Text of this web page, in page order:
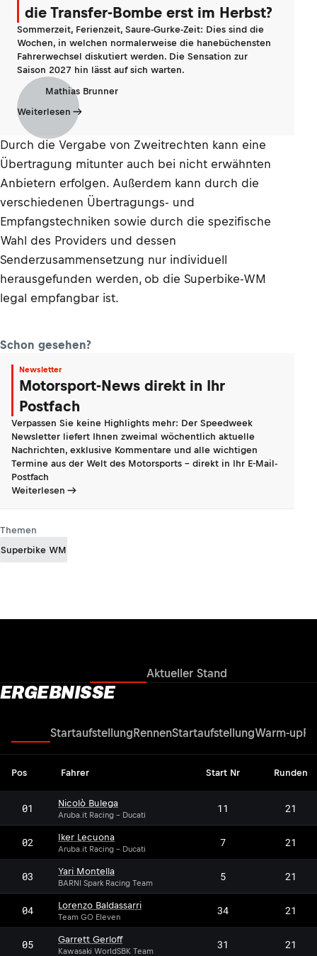
die Transfer-Bombe erst im Herbst?
Sommerzeit, Ferienzeit, Saure-Gurke-Zeit: Dies sind die
Wochen, in welchen normalerweise die hanebüchensten
Fahrerwechsel diskutiert werden. Die Sensation zur
Saison 2027 hin lässt auf sich warten.
Mathias Brunner
Weiterlesen
Durch die Vergabe von Zweitrechten kann eine
Übertragung mitunter auch bei nicht erwähnten
Anbietern erfolgen. Außerdem kann durch die
verschiedenen Übertragungs- und
Empfangstechniken sowie durch die spezifische
Wahl des Providers und dessen
Senderzusammensetzung nur individuell
herausgefunden werden, ob die Superbike-WM
legal empfangbar ist.
Schon gesehen?
Newsletter
Motorsport-News direkt in Ihr
Postfach
Verpassen Sie keine Highlights mehr: Der Speedweek
Newsletter liefert Ihnen zweimal wöchentlich aktuelle
Nachrichten, exklusive Kommentare und alle wichtigen
Termine aus der Welt des Motorsports - direkt in Ihr E-Mail-
Postfach
Weiterlesen
Themen
Superbike WM
Aktueller Stand
ERGEBNISSE
StartaufstellungRennenStartaufstellungWarm-up
Pos Fahrer Start Nr Runden
01 Nicolò Bulega
Aruba.it Racing - Ducati 11 21
02 Iker Lecuona
Aruba.it Racing - Ducati 7 21
03 Yari Montella
BARNI Spark Racing Team 5 21
04 Lorenzo Baldassarri
Team GO Eleven 34 21
05 Garrett Gerloff
Kawasaki WorldSBK Team 31 21